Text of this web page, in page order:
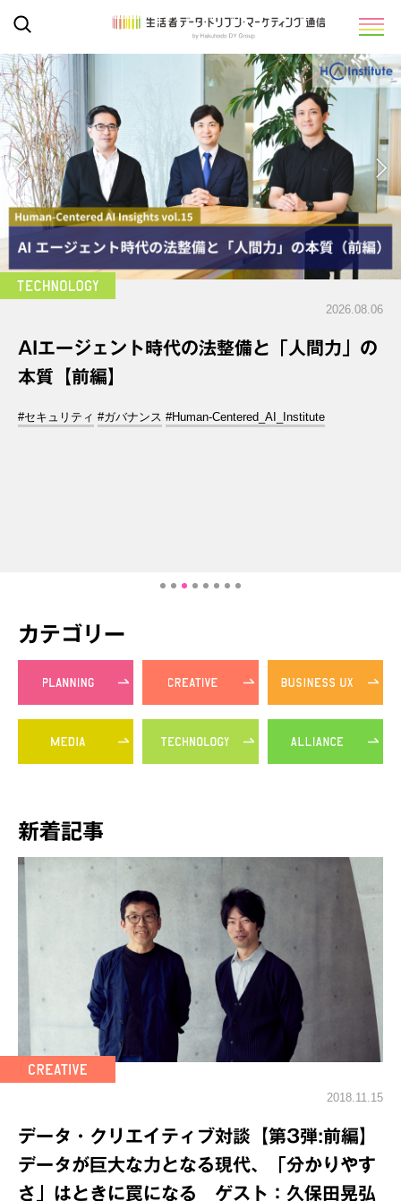
2026.08.06
AIエージェント時代の法整備と「人間力」の
本質【前編】
#セキュリティ #ガバナンス #Human-Centered_AI_Institute
カテゴリー
新着記事
2018.11.15
データ・クリエイティブ対談【第3弾:前編】
データが巨大な力となる現代、「分かりやす
さ」はときに罠になる ゲスト：久保田晃弘